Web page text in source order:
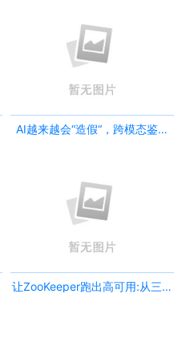
AI越来越会“造假“，跨模态鉴伪
让ZooKeeper跑出高可用:从三节